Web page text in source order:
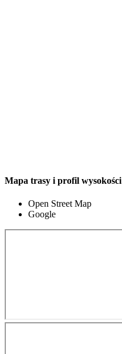
Mapa trasy i profil wysokości
Open Street Map
Google